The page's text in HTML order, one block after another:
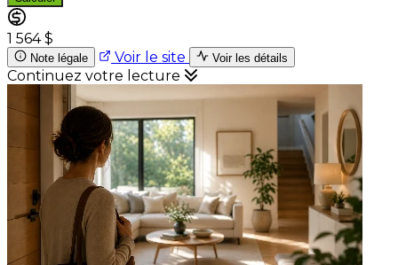
1 564 $
Note légale Voir le site Voir les détails
Continuez votre lecture